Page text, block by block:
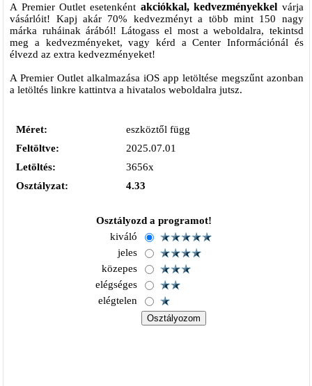
A Premier Outlet esetenként akciókkal, kedvezményekkel várja
vásárlóit! Kapj akár 70% kedvezményt a több mint 150 nagy
márka ruháinak árából! Látogass el most a weboldalra, tekintsd
meg a kedvezményeket, vagy kérd a Center Információnál és
élvezd az extra kedvezményeket!
A Premier Outlet alkalmazása iOS app letöltése megszűnt azonban
a letöltés linkre kattintva a hivatalos weboldalra jutsz.
Méret:
eszköztől függ
Feltöltve:
2025.07.01
Letöltés:
3656x
Osztályzat:
4.33
Osztályozd a programot!
kiváló
jeles
közepes
elégséges
elégtelen